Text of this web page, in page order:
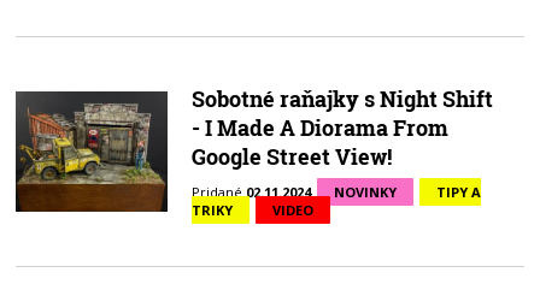
Sobotné raňajky s Night Shift
- I Made A Diorama From
Google Street View!
Pridané 02.11.2024 NOVINKY
TIPY A
TRIKY
VIDEO